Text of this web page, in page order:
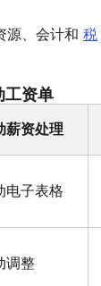
源、会计和 税
工资单
薪资处理
电子表格
调整